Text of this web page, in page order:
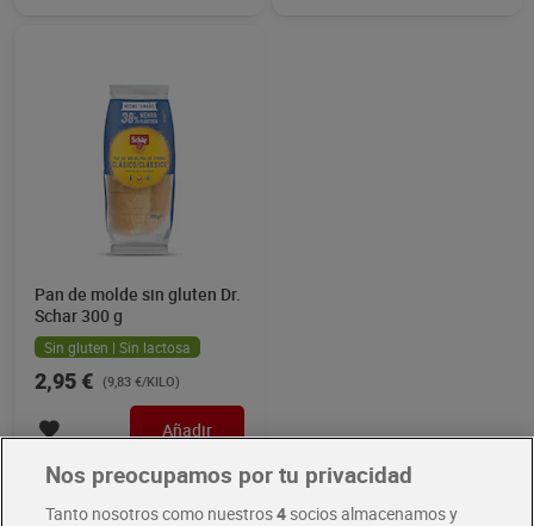
Pan de molde sin gluten Dr.
Schar 300 g
Sin gluten | Sin lactosa
2,95 € (9,83 €/KILO)
Añadir
Nos preocupamos por tu privacidad
Tanto nosotros como nuestros4socios almacenamos y